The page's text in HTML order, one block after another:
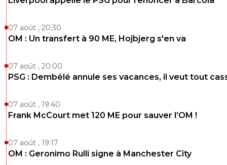
07 août , 20:30
OM : Un transfert à 90 ME, Hojbjerg s'en va
07 août , 20:00
PSG : Dembélé annule ses vacances, il veut tout
07 août , 19:40
Frank McCourt met 120 ME pour sauver l’OM !
07 août , 19:17
OM : Geronimo Rulli signe à Manchester City